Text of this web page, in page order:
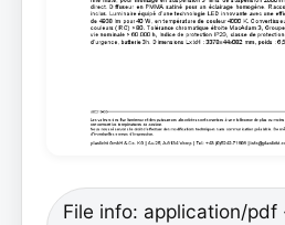
File info: application/pdf